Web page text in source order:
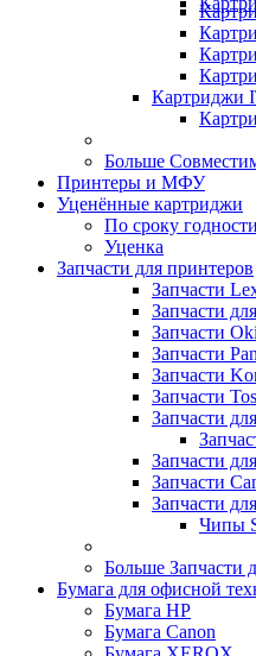
Картриджи
Больше
Принтеры и МФУ
Уценённые картриджи
По сроку годности
Уценка
Запчасти для принтеров
Запчасти
Запчасти
Запчасти Oki
Запчасти
Запчасти
Запчасти
Запчасти
Запчасти
Запчасти
Запчасти
Чипы
Больше Запчасти
Бумага для офисной
Бумага HP
Бумага Canon